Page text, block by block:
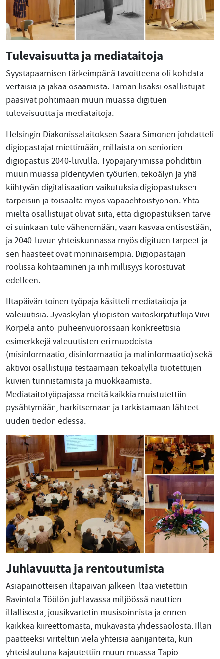
Tulevaisuutta ja mediataitoja
Syystapaamisen tärkeimpänä tavoitteena oli kohdata
vertaisia ja jakaa osaamista. Tämän lisäksi osallistujat
pääsivät pohtimaan muun muassa digituen
tulevaisuutta ja mediataitoja.
Helsingin Diakonissalaitoksen Saara Simonen johdatteli
digiopastajat miettimään, millaista on seniorien
digiopastus 2040-luvulla. Työpajaryhmissä pohdittiin
muun muassa pidentyvien työurien, tekoälyn ja yhä
kiihtyvän digitalisaation vaikutuksia digiopastuksen
tarpeisiin ja toisaalta myös vapaaehtoistyöhön. Yhtä
mieltä osallistujat olivat siitä, että digiopastuksen tarve
ei suinkaan tule vähenemään, vaan kasvaa entisestään,
ja 2040-luvun yhteiskunnassa myös digituen tarpeet ja
sen haasteet ovat moninaisempia. Digiopastajan
roolissa kohtaaminen ja inhimillisyys korostuvat
edelleen.
Iltapäivän toinen työpaja käsitteli mediataitoja ja
valeuutisia. Jyväskylän yliopiston väitöskirjatutkija Viivi
Korpela antoi puheenvuorossaan konkreettisia
esimerkkejä valeuutisten eri muodoista
(misinformaatio, disinformaatio ja malinformaatio) sekä
aktivoi osallistujia testaamaan tekoälyllä tuotettujen
kuvien tunnistamista ja muokkaamista.
Mediataitotyöpajassa meitä kaikkia muistutettiin
pysähtymään, harkitsemaan ja tarkistamaan lähteet
uuden tiedon edessä.
Juhlavuutta ja rentoutumista
Asiapainotteisen iltapäivän jälkeen iltaa vietettiin
Ravintola Töölön juhlavassa miljöössä nauttien
illallisesta, jousikvartetin musisoinnista ja ennen
kaikkea kiireettömästä, mukavasta yhdessäolosta. Illan
päätteeksi viriteltiin vielä yhteisiä äänijänteitä, kun
yhteislauluna kajautettiin muun muassa Tapio